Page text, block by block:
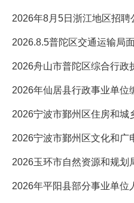
2026年8月5日浙江地区招聘
2026年仙居县行政事业单位
2026玉环市自然资源和规划
2026年平阳县部分事业单位